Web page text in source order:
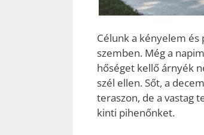
Célunk a kényelem
szemben. Még a
hőséget kellő árnyék
szél ellen. Sőt, a
teraszon, de a vastag
kinti pihenőnket.